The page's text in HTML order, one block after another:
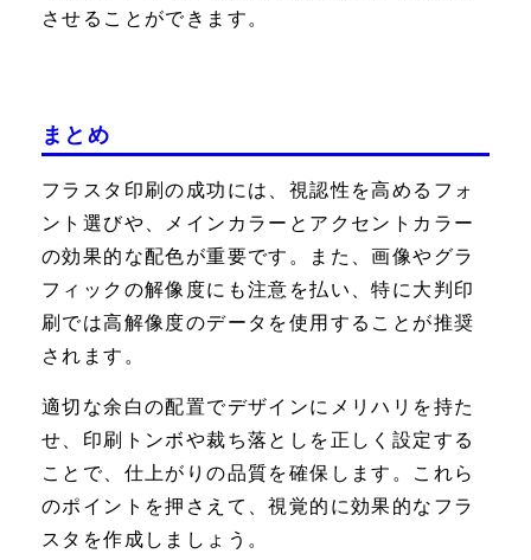
させることができます。
まとめ
フラスタ印刷の成功には、視認性を高めるフォ
ント選びや、メインカラーとアクセントカラー
の効果的な配色が重要です。また、画像やグラ
フィックの解像度にも注意を払い、特に大判印
刷では高解像度のデータを使用することが推奨
されます。
適切な余白の配置でデザインにメリハリを持た
せ、印刷トンボや裁ち落としを正しく設定する
ことで、仕上がりの品質を確保します。これら
のポイントを押さえて、視覚的に効果的なフラ
スタを作成しましょう。